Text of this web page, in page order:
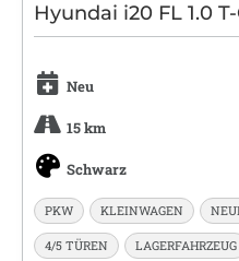
Neu
15 km
Schwarz
PKW KLEINWAGEN
4/5 TÜREN LAGERFAHRZEUG